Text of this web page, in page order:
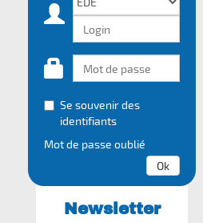
Se souvenir des
identifiants
Mot de passe oublié
Ok
Newsletter